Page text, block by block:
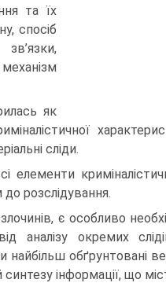
та їх
спосіб
як
сліди.
елементи
розслідування.
є особливо
від аналізу окремих
обґрунтовані
інформації, що